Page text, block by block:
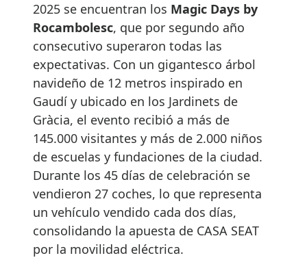
2025 se encuentran los Magic Days by
Rocambolesc, que por segundo año
consecutivo superaron todas las
expectativas. Con un gigantesco árbol
navideño de 12 metros inspirado en
Gaudí y ubicado en los Jardinets de
Gràcia, el evento recibió a más de
145.000 visitantes y más de 2.000 niños
de escuelas y fundaciones de la ciudad.
Durante los 45 días de celebración se
vendieron 27 coches, lo que representa
un vehículo vendido cada dos días,
consolidando la apuesta de CASA SEAT
por la movilidad eléctrica.